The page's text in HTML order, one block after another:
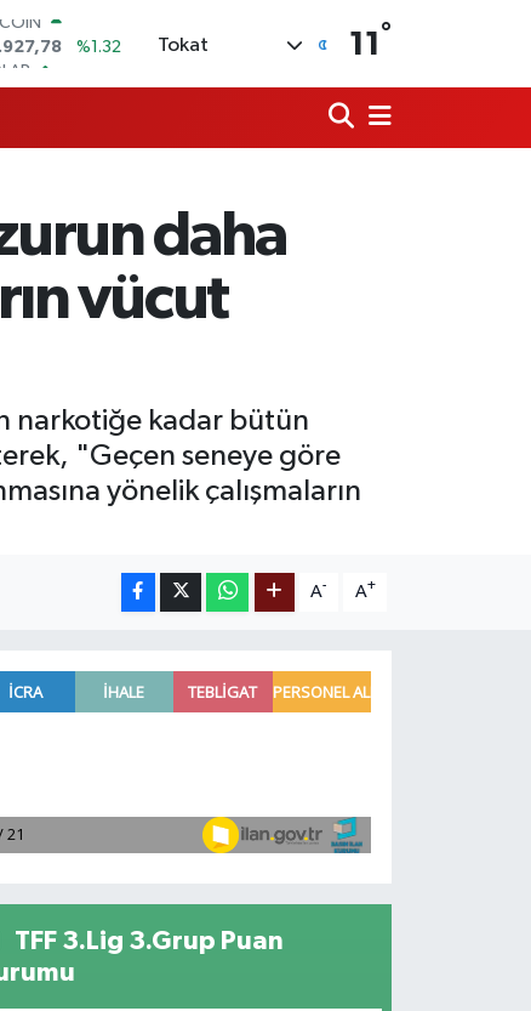
%0.08
%0.16
%1.32
Tokat 11 °
daha
vücut
narkotiğe kadar bütün
"Geçen seneye göre
yönelik çalışmaların
A- A+
TFF 3.Lig 3.Grup Puan